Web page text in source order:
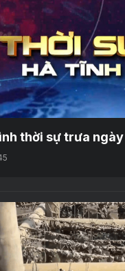
thời sự trưa